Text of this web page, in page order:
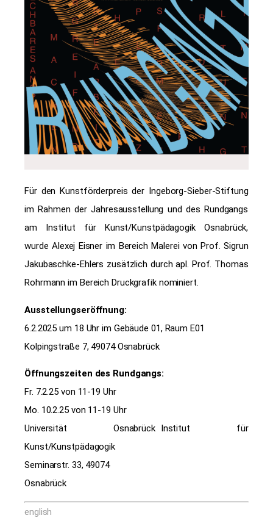
Für den Kunstförderpreis der Ingeborg-Sieber-Stiftung
im Rahmen der Jahresausstellung und des Rundgangs
am Institut für Kunst/Kunstpädagogik Osnabrück,
wurde Alexej Eisner im Bereich Malerei von Prof. Sigrun
Jakubaschke-Ehlers zusätzlich durch apl. Prof. Thomas
Rohrmann im Bereich Druckgrafik nominiert.
Ausstellungseröffnung:
6.2.2025 um 18 Uhr im Gebäude 01, Raum E01
Kolpingstraße 7, 49074 Osnabrück
Öffnungszeiten des Rundgangs:
Fr. 7.2.25 von 11-19 Uhr
Mo. 10.2.25 von 11-19 Uhr
Universität Osnabrück Institut für
Kunst/Kunstpädagogik
Seminarstr. 33, 49074
Osnabrück
english